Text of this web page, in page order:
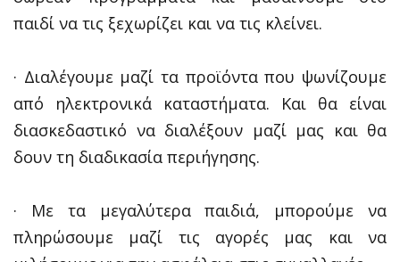
παιδί να τις ξεχωρίζει και να τις κλείνει.
· Διαλέγουμε μαζί τα προϊόντα που ψωνίζουμε
από ηλεκτρονικά καταστήματα. Και θα είναι
διασκεδαστικό να διαλέξουν μαζί μας και θα
δουν τη διαδικασία περιήγησης.
· Με τα μεγαλύτερα παιδιά, μπορούμε να
πληρώσουμε μαζί τις αγορές μας και να